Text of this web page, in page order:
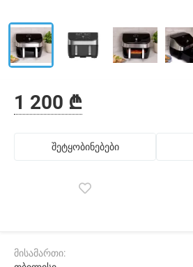
1 200 ₾
შეტყობინებები
მისამართი: